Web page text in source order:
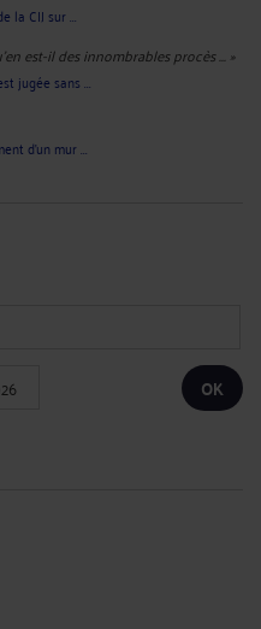
la CIJ sur ...
est-il des innombrables procès ... »
jugée sans ...
d’un mur ...